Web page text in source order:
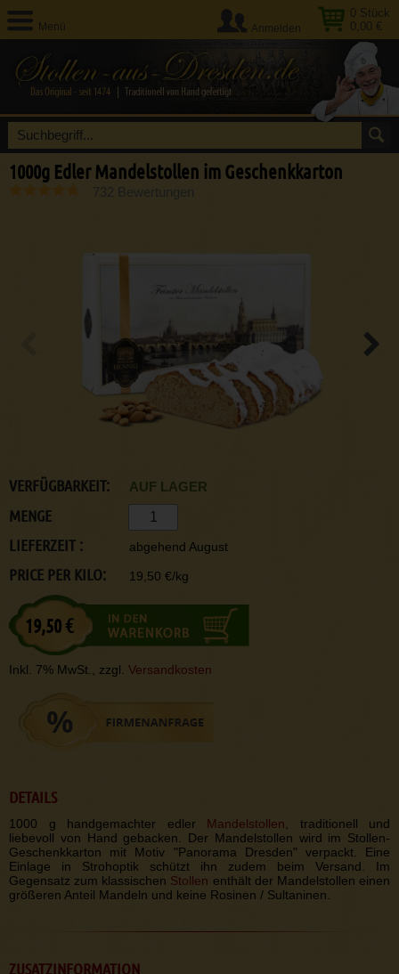
Menü
0 Stück
0,00 €
Anmelden
1000g Edler Mandelstollen im Geschenkkarton
VERFÜGBARKEIT: AUF LAGER
MENGE
LIEFERZEIT :
abgehend August
PRICE PER KILO: 19,50 €/kg
19,50 €
Inkl. 7% MwSt., zzgl. Versandkosten
DETAILS
1000 g handgemachter edler Mandelstollen , traditionell und
liebevoll von Hand gebacken. Der Mandelstollen wird im Stollen-
Geschenkkarton mit Motiv "Panorama Dresden" verpackt. Eine
Einlage in Strohoptik schützt ihn zudem beim Versand. Im
Gegensatz zum klassischen Stollen enthält der Mandelstollen einen
größeren Anteil Mandeln und keine Rosinen / Sultaninen.
ZUSATZINFORMATION